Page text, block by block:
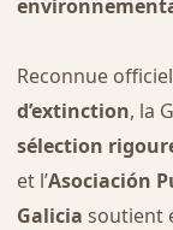
Reconnue
d’extinction, la
sélection
et l’Asociación
Galicia soutient